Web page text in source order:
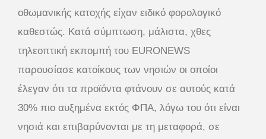
οθωμανικής κατοχής είχαν ειδικό φορολογικό
καθεστώς. Κατά σύμπτωση, μάλιστα, χθες
τηλεοπτική εκπομπή του EURONEWS
παρουσίασε κατοίκους των νησιών οι οποίοι
έλεγαν ότι τα προϊόντα φτάνουν σε αυτούς κατά
30% πιο αυξημένα εκτός ΦΠΑ, λόγω του ότι είναι
νησιά και επιβαρύνονται με τη μεταφορά, σε